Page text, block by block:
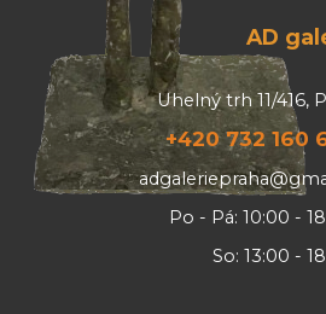
AD
Uhelný trh 11/416,
+420 732 160
Po - Pá: 10:00 -
So: 13:00 -